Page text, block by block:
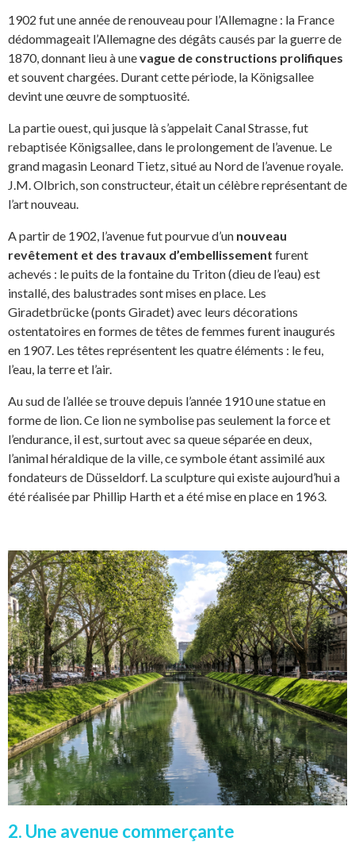
1902 fut une année de renouveau pour l’Allemagne : la France
dédommageait l’Allemagne des dégâts causés par la guerre de
1870, donnant lieu à unevague de constructions prolifiques
et souvent chargées. Durant cette période, la Königsallee
devint une œuvre de somptuosité.
La partie ouest, qui jusque là s’appelait Canal Strasse, fut
rebaptisée Königsallee, dans le prolongement de l’avenue. Le
grand magasin Leonard Tietz, situé au Nord de l’avenue royale.
J.M. Olbrich, son constructeur, était un célèbre représentant de
l’art nouveau.
A partir de 1902, l’avenue fut pourvue d’un nouveau
revêtement et des travaux d’embellissement furent
achevés : le puits de la fontaine du Triton (dieu de l’eau) est
installé, des balustrades sont mises en place. Les
Giradetbrücke (ponts Giradet) avec leurs décorations
ostentatoires en formes de têtes de femmes furent inaugurés
en 1907. Les têtes représentent les quatre éléments : le feu,
l’eau, la terre et l’air.
Au sud de l’allée se trouve depuis l’année 1910 une statue en
forme de lion. Ce lion ne symbolise pas seulement la force et
l’endurance, il est, surtout avec sa queue séparée en deux,
l’animal héraldique de la ville, ce symbole étant assimilé aux
fondateurs de Düsseldorf. La sculpture qui existe aujourd’hui a
été réalisée par Phillip Harth et a été mise en place en 1963.
2. Une avenue commerçante